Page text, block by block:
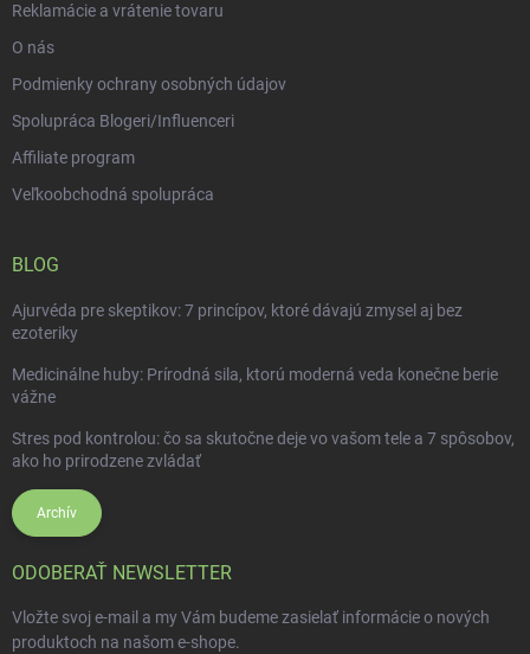
Reklamácie a vrátenie tovaru
O nás
Podmienky ochrany osobných údajov
Spolupráca Blogeri/Influenceri
Affiliate program
Veľkoobchodná spolupráca
BLOG
Ajurvéda pre skeptikov: 7 princípov, ktoré dávajú zmysel aj bez
ezoteriky
Medicinálne huby: Prírodná sila, ktorú moderná veda konečne berie
vážne
Stres pod kontrolou: čo sa skutočne deje vo vašom tele a 7 spôsobov,
ako ho prirodzene zvládať
Archív
ODOBERAŤ NEWSLETTER
Vložte svoj e-mail a my Vám budeme zasielať informácie o nových
produktoch na našom e-shope.